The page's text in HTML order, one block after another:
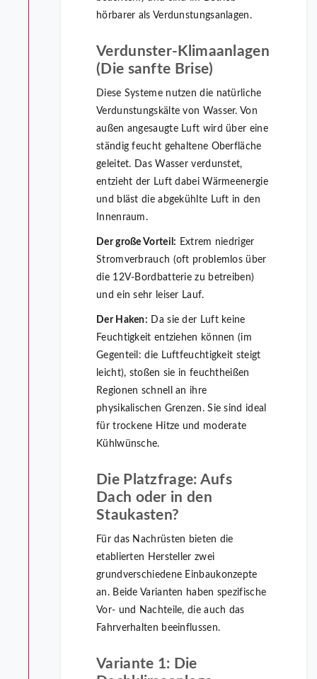
hörbarer als Verdunstungsanlagen.
Verdunster-Klimaanlagen
(Die sanfte Brise)
Diese Systeme nutzen die natürliche
Verdunstungskälte von Wasser. Von
außen angesaugte Luft wird über eine
ständig feucht gehaltene Oberfläche
geleitet. Das Wasser verdunstet,
entzieht der Luft dabei Wärmeenergie
und bläst die abgekühlte Luft in den
Innenraum.
Der große Vorteil: Extrem niedriger
Stromverbrauch (oft problemlos über
die 12V-Bordbatterie zu betreiben)
und ein sehr leiser Lauf.
Der Haken: Da sie der Luft keine
Feuchtigkeit entziehen können (im
Gegenteil: die Luftfeuchtigkeit steigt
leicht), stoßen sie in feuchtheißen
Regionen schnell an ihre
physikalischen Grenzen. Sie sind ideal
für trockene Hitze und moderate
Kühlwünsche.
Die Platzfrage: Aufs
Dach oder in den
Staukasten?
Für das Nachrüsten bieten die
etablierten Hersteller zwei
grundverschiedene Einbaukonzepte
an. Beide Varianten haben spezifische
Vor- und Nachteile, die auch das
Fahrverhalten beeinflussen.
Variante 1: Die